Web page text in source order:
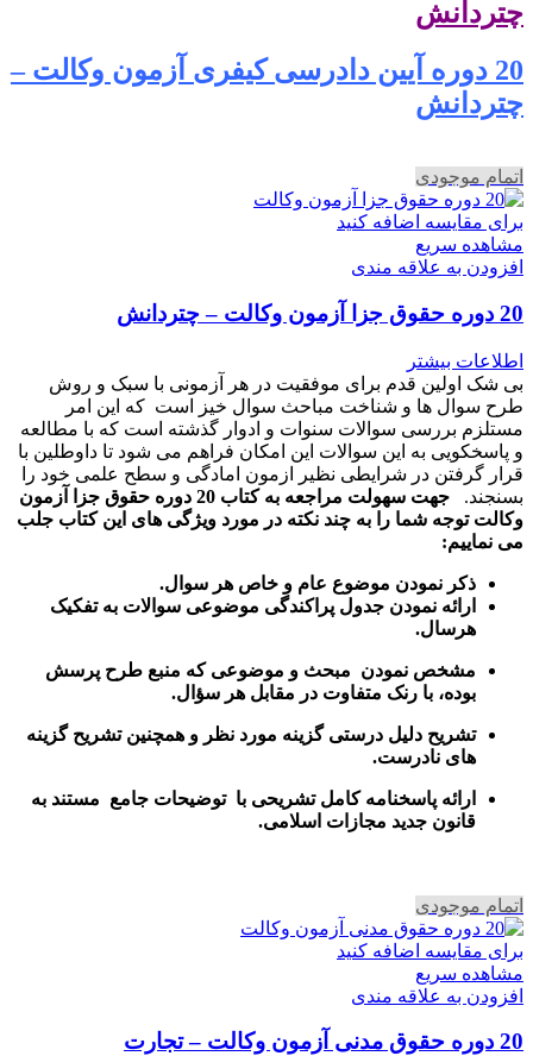
چتردانش
20 دوره آیین دادرسی کیفری آزمون وکالت –
چتردانش
اتمام موجودی
برای مقایسه اضافه کنید
مشاهده سریع
افزودن به علاقه مندی
20 دوره حقوق جزا آزمون وکالت – چتردانش
اطلاعات بیشتر
بی شک اولین قدم برای موفقیت در هر آزمونی با سبک و روش
طرح سوال ها و شناخت مباحث سوال خیز است که این امر
مستلزم بررسی سوالات سنوات و ادوار گذشته است که با مطالعه
و پاسخکویی به این سوالات این امکان فراهم می شود تا داوطلین با
قرار گرفتن در شرایطی نظیر ازمون امادگی و سطح علمی خود را
بسنجند.
جهت سهولت مراجعه به کتاب 20 دوره حقوق جزا آزمون
وکالت توجه شما را به چند نکته در مورد ویژگی های این کتاب جلب
می نماییم:
ذکر نمودن موضوع عام و خاص هر سوال.
ارائه نمودن جدول پراکندگی موضوعی سوالات به تفکیک
هرسال.
مشخص نمودن مبحث و موضوعی که منبع طرح پرسش
بوده، با رنک متفاوت در مقابل هر سؤال.
تشریح دلیل درستی گزینه مورد نظر و همچنین تشریح گزینه
های نادرست.
ارائه پاسخنامه کامل تشریحی با توضیحات جامع مستند به
قانون جدید مجازات اسلامی.
اتمام موجودی
برای مقایسه اضافه کنید
مشاهده سریع
افزودن به علاقه مندی
20 دوره حقوق مدنی آزمون وکالت – تجارت